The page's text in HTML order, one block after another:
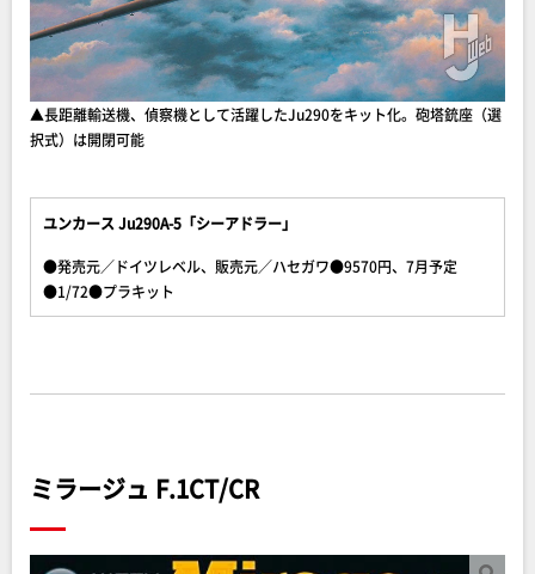
▲長距離輸送機、偵察機として活躍したJu290をキット化。砲塔銃座（選
択式）は開閉可能
ユンカース Ju290A-5「シーアドラー」
●発売元／ドイツレベル、販売元／ハセガワ●9570円、7月予定
●1/72●プラキット
ミラージュ F.1CT/CR